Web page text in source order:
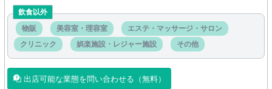
飲食以外
物販
美容室・理容室
エステ・マッサージ・サロン
クリニック
娯楽施設・レジャー施設 その他
出店可能な業態を問い合わせる（無料）